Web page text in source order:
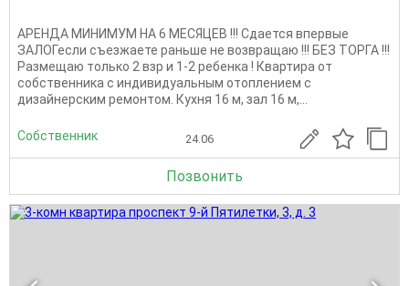
АРЕНДА МИНИМУМ НА 6 МЕСЯЦЕВ !!! Сдается впервые
ЗАЛОГесли съезжаете раньше не возвращаю !!! БЕЗ ТОРГА !!!
Размещаю только 2 взр и 1-2 ребенка ! Квартира от
собственника с индивидуальным отоплением с
дизайнерским ремонтом. Кухня 16 м, зал 16 м,...
Собственник 24.06
Позвонить